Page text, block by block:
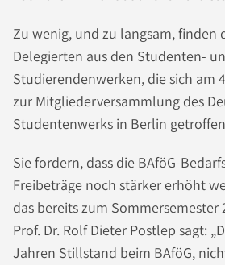
Zu wenig, und zu langsam, finden
Delegierten aus den Studenten-
Studierendenwerken, die sich am
zur Mitgliederversammlung des
Studentenwerks in Berlin
Sie fordern, dass die BAföG-
Freibeträge noch stärker erhöht
das bereits zum Sommersemester
Prof. Dr. Rolf Dieter Postlep sagt:
Jahren Stillstand beim BAföG,